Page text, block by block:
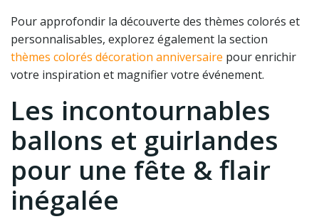
Pour approfondir la découverte des thèmes colorés et
personnalisables, explorez également la section
thèmes colorés décoration anniversaire pour enrichir
votre inspiration et magnifier votre événement.
Les incontournables
ballons et guirlandes
pour une fête & flair
inégalée